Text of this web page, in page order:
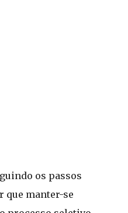
os passos
que manter-se